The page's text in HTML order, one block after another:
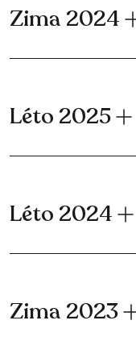
Zima 2024
Léto 2025
Léto 2024
Zima 2023